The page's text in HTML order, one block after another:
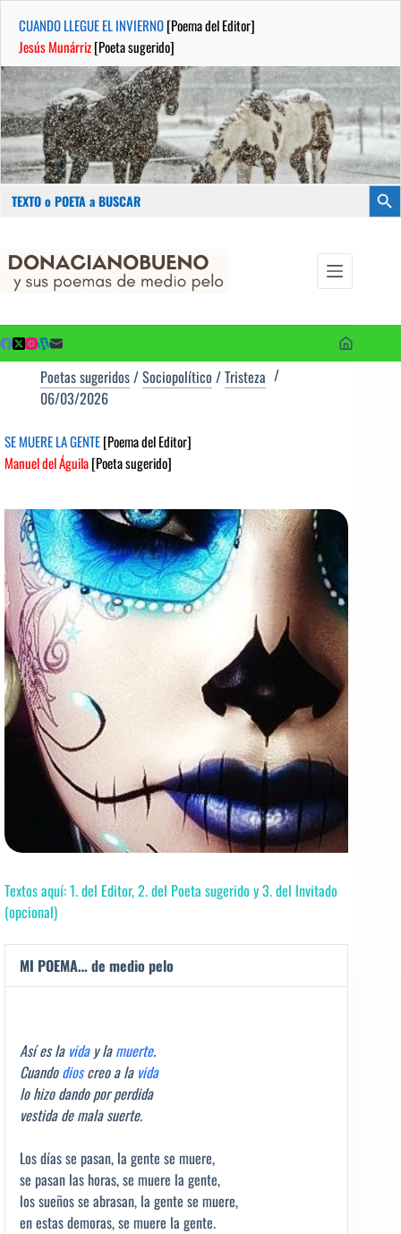
CUANDO LLEGUE EL INVIERNO[Poema del Editor]
Jesús Munárriz[Poeta sugerido]
Buscar:
contenido
Poetas sugeridos/Sociopolítico /Tristeza
06/03/2026
SE MUERE LA GENTE[Poema del Editor]
Manuel del Águila[Poeta sugerido]
Textos aquí: 1. del Editor, 2. del Poeta sugerido y 3. del Invitado
(opcional)
MI POEMA… de medio pelo
Así es la viday lamuerte.
Cuandodioscreo a la vida
lo hizo dando por perdida
vestida de mala suerte.
Los días se pasan, la gente se muere,
se pasan las horas, se muere la gente,
los sueños se abrasan, la gente se muere,
en estas demoras, se muere la gente.